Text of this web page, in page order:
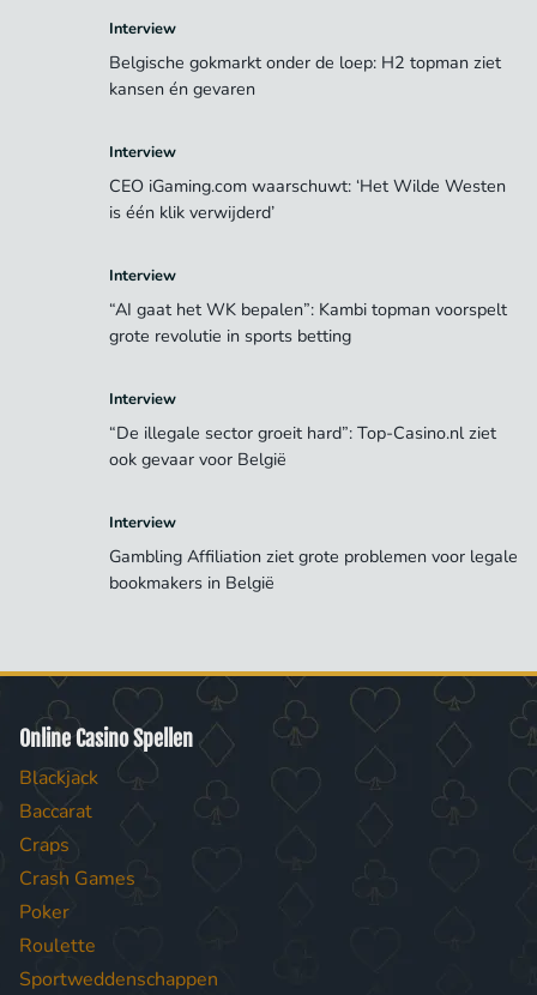
Interview
Belgische gokmarkt onder de loep: H2 topman ziet
kansen én gevaren
Interview
CEO iGaming.com waarschuwt: ‘Het Wilde Westen
is één klik verwijderd’
Interview
“AI gaat het WK bepalen”: Kambi topman voorspelt
grote revolutie in sports betting
Interview
“De illegale sector groeit hard”: Top-Casino.nl ziet
ook gevaar voor België
Interview
Gambling Affiliation ziet grote problemen voor legale
bookmakers in België
Online Casino Spellen
Blackjack
Baccarat
Craps
Crash Games
Poker
Roulette
Sportweddenschappen